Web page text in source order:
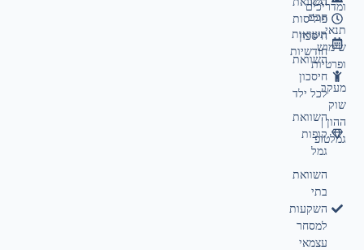
פוליסות
חיסכון
השוואת
חיסכון
לכל ילד
השוואת
קופות
גמל
השוואת
בתי
השקעות
למסחר
עצמאי
ומדריכים
תנאי
שימוש
ופרטיות
מעקב
שוק
ההון |
גמלטופ
חכם
תשואות
חודשיות